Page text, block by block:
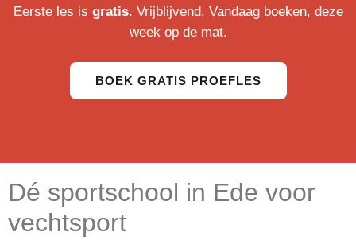
Eerste les is gratis. Vrijblijvend. Vandaag boeken, deze
week op de mat.
BOEK GRATIS PROEFLES
Dé sportschool in Ede voor
vechtsport